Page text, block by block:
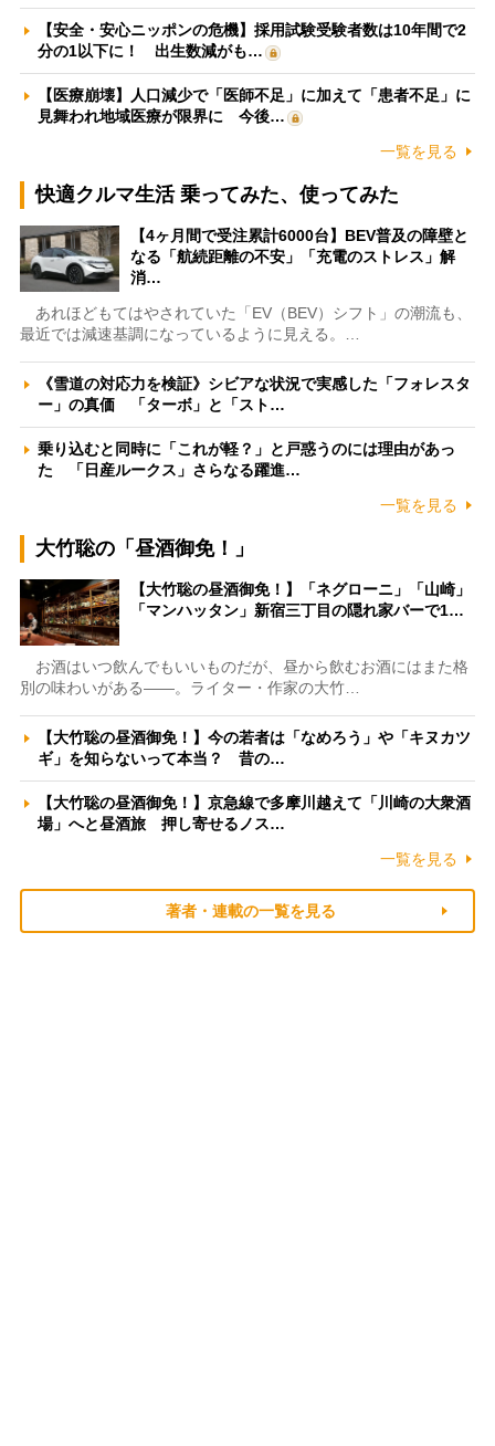
【安全・安心ニッポンの危機】採用試験受験者数は10年間で2
分の1以下に！ 出生数減がも…
【医療崩壊】人口減少で「医師不足」に加えて「患者不足」に
見舞われ地域医療が限界に 今後…
一覧を見る
快適クルマ生活 乗ってみた、使ってみた
【4ヶ月間で受注累計6000台】BEV普及の障壁と
なる「航続距離の不安」「充電のストレス」解
消…
あれほどもてはやされていた「EV（BEV）シフト」の潮流も、
最近では減速基調になっているように見える。…
《雪道の対応力を検証》シビアな状況で実感した「フォレスタ
ー」の真価 「ターボ」と「スト…
乗り込むと同時に「これが軽？」と戸惑うのには理由があっ
た 「日産ルークス」さらなる躍進…
一覧を見る
大竹聡の「昼酒御免！」
【大竹聡の昼酒御免！】「ネグローニ」「山崎」
「マンハッタン」新宿三丁目の隠れ家バーで1…
お酒はいつ飲んでもいいものだが、昼から飲むお酒にはまた格
別の味わいがある――。ライター・作家の大竹…
【大竹聡の昼酒御免！】今の若者は「なめろう」や「キヌカツ
ギ」を知らないって本当？ 昔の…
【大竹聡の昼酒御免！】京急線で多摩川越えて「川崎の大衆酒
場」へと昼酒旅 押し寄せるノス…
一覧を見る
著者・連載の一覧を見る